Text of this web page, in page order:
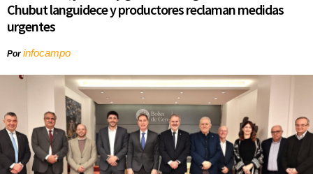
Chubut languidece y productores reclaman medidas
urgentes
Porinfocampo